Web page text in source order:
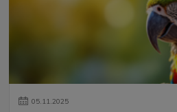
05.11.2025